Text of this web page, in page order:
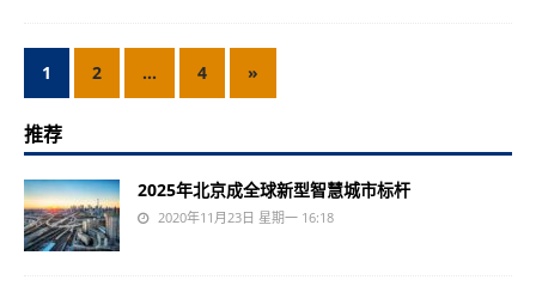
1 2 … 4 »
推荐
2025年北京成全球新型智慧城市标杆
2020年11月23日 星期一 16:18